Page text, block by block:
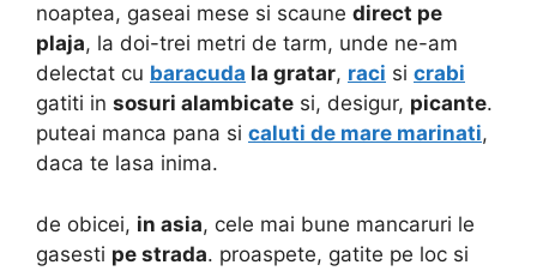
noaptea, gaseai mese si scaune direct pe
plaja, la doi-trei metri de tarm, unde ne-am
delectat cu baracuda la gratar, raci si crabi
gatiti in sosuri alambicate si, desigur, picante.
puteai manca pana si caluti de mare marinati,
daca te lasa inima.
de obicei, in asia, cele mai bune mancaruri le
gasesti pe strada. proaspete, gatite pe loc si